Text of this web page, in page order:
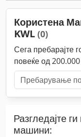
Користена
KWL (0)
Сега пребарајте
повеќе од
Разгледајте
машини: